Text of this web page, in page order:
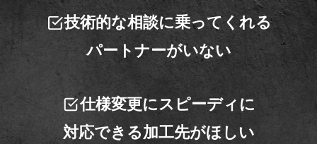
技術的な相談に乗ってくれる
パートナーがいない
仕様変更にスピーディに
対応できる加工先がほしい